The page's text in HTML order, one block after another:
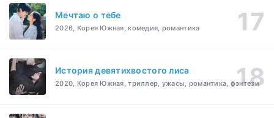
Мечтаю о тебе
2026, Корея Южная, комедия, романтика
История девятихвостого лиса
2020, Корея Южная, триллер, ужасы, романтика, фэнтези